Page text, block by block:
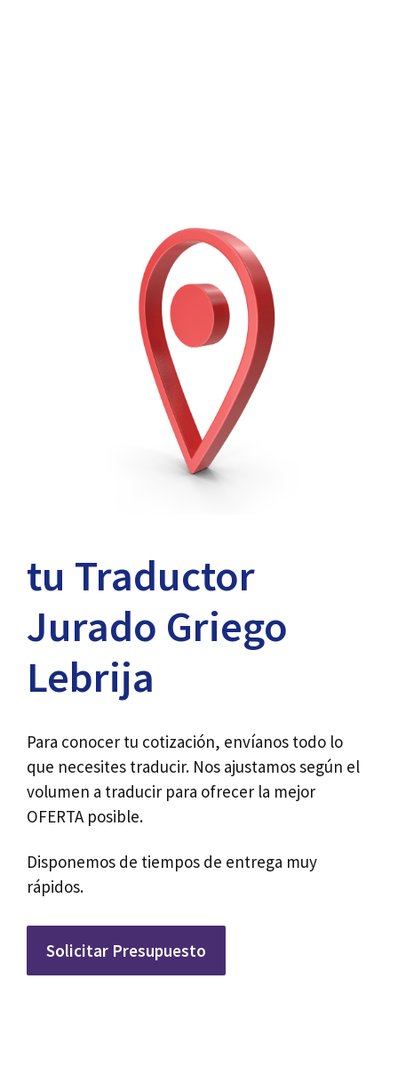
tu Traductor
Jurado Griego
Lebrija
Para conocer tu cotización, envíanos todo lo
que necesites traducir. Nos ajustamos según el
volumen a traducir para ofrecer la mejor
OFERTA posible.
Disponemos de tiempos de entrega muy
rápidos.
Solicitar Presupuesto